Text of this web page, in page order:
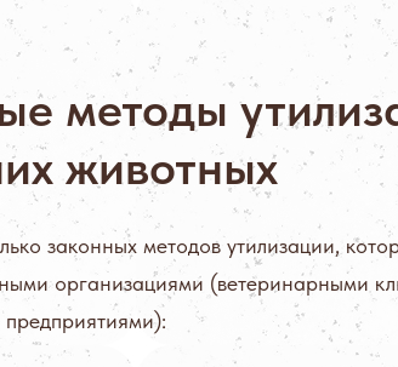
методы
животных
законных методов утилизации,
организациями (ветеринарными